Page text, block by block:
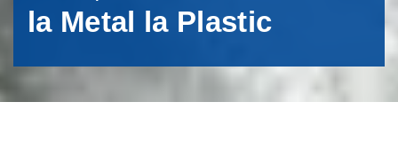
la Metal la Plastic